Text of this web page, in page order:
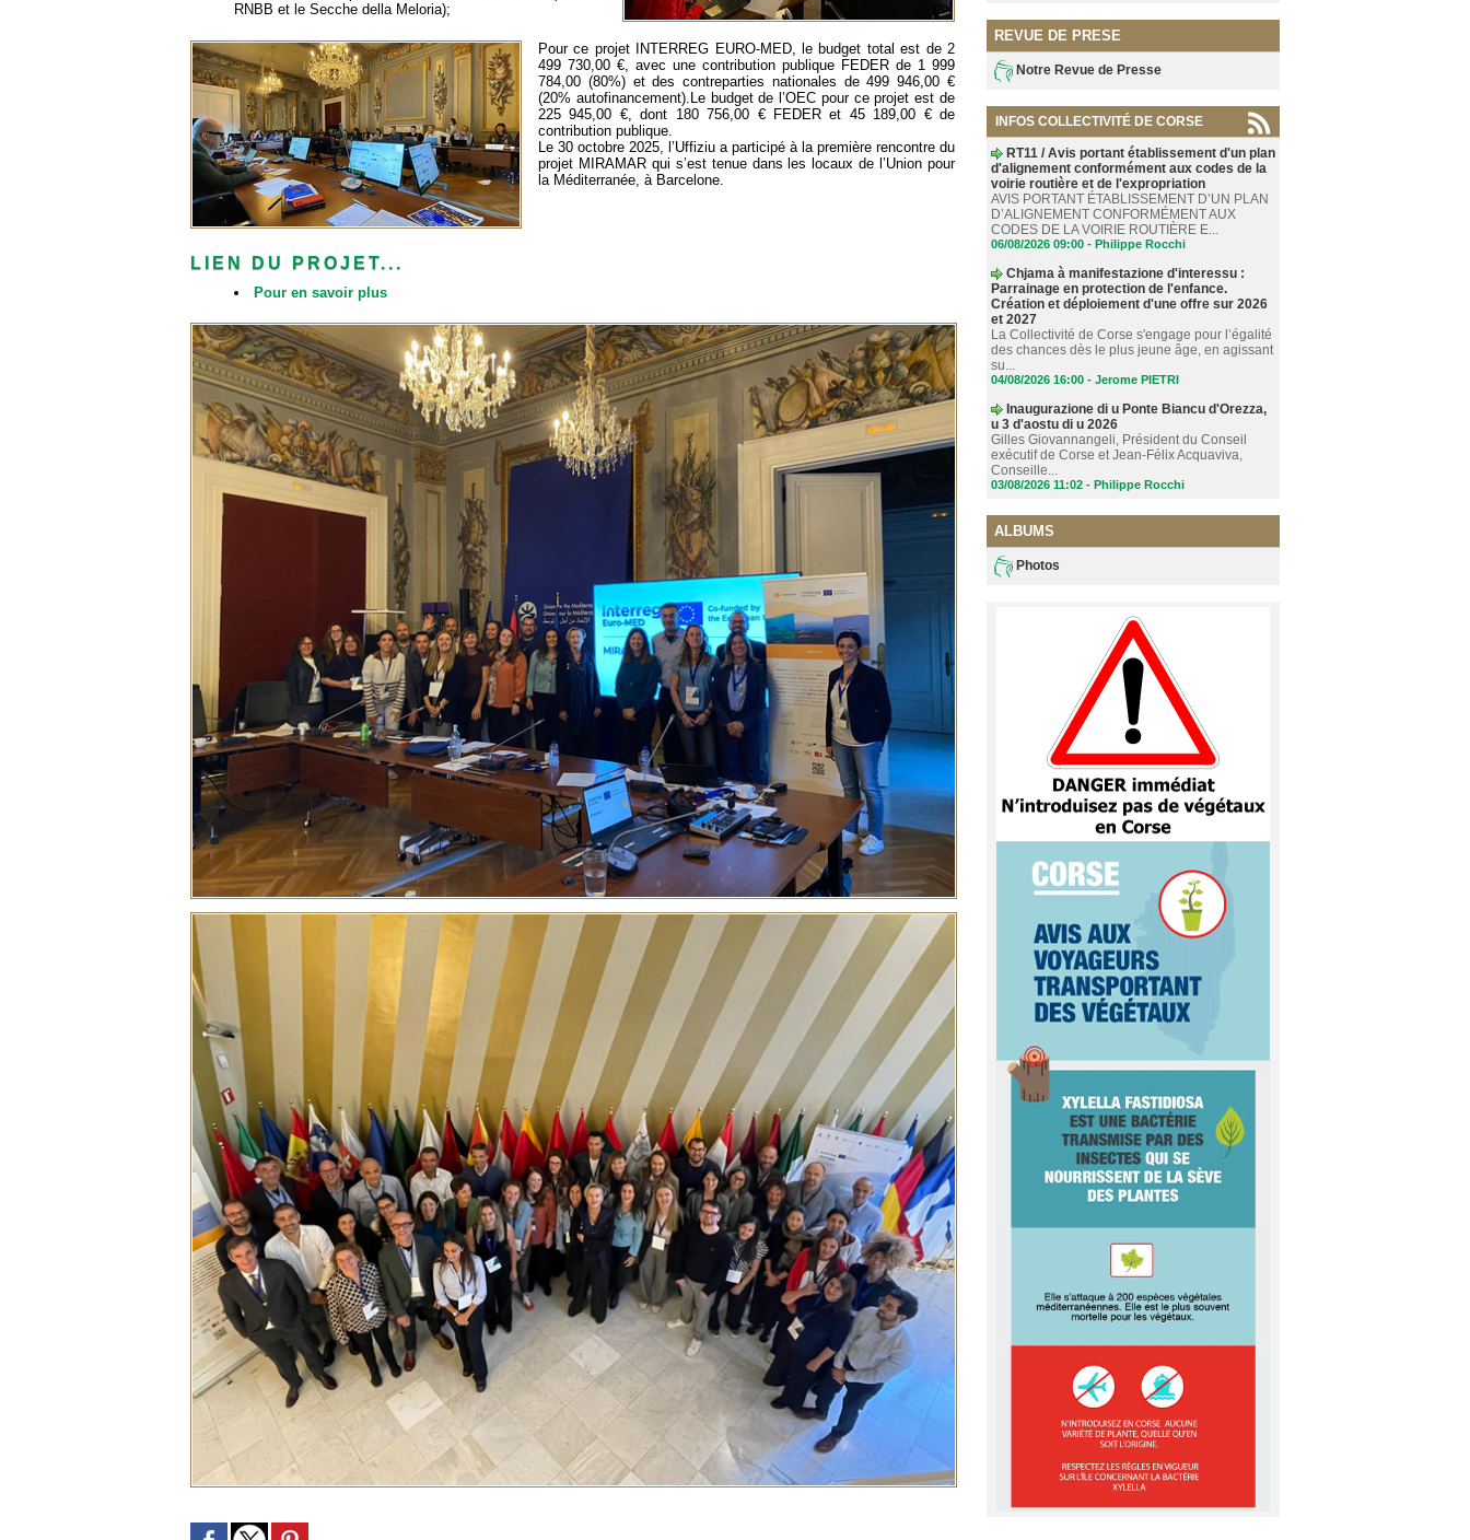
RNBB et le Secche della Meloria);
Pour ce projet INTERREG EURO-MED, le budget total est de 2
499 730,00 €, avec une contribution publique FEDER de 1 999
784,00 (80%) et des contreparties nationales de 499 946,00 €
(20% autofinancement).Le budget de l’OEC pour ce projet est de
225 945,00 €, dont 180 756,00 € FEDER et 45 189,00 € de
contribution publique.
Le 30 octobre 2025, l’Uffiziu a participé à la première rencontre du
projet MIRAMAR qui s’est tenue dans les locaux de l’Union pour
la Méditerranée, à Barcelone.
LIEN DU PROJET...
Pour en savoir plus
REVUE DE PRESE
Notre Revue de Presse
INFOS COLLECTIVITÉ DE CORSE
RT11 / Avis portant établissement d'un plan
d'alignement conformément aux codes de la
voirie routière et de l'expropriation
AVIS PORTANT ÉTABLISSEMENT D’UN PLAN
D’ALIGNEMENT CONFORMÉMENT AUX
CODES DE LA VOIRIE ROUTIÈRE E...
06/08/2026 09:00 - Philippe Rocchi
Chjama à manifestazione d'interessu :
Parrainage en protection de l'enfance.
Création et déploiement d'une offre sur 2026
et 2027
La Collectivité de Corse s'engage pour l’égalité
des chances dès le plus jeune âge, en agissant
su...
04/08/2026 16:00 - Jerome PIETRI
Inaugurazione di u Ponte Biancu d'Orezza,
u 3 d'aostu di u 2026
Gilles Giovannangeli, Président du Conseil
exécutif de Corse et Jean-Félix Acquaviva,
Conseille...
03/08/2026 11:02 - Philippe Rocchi
ALBUMS
Photos